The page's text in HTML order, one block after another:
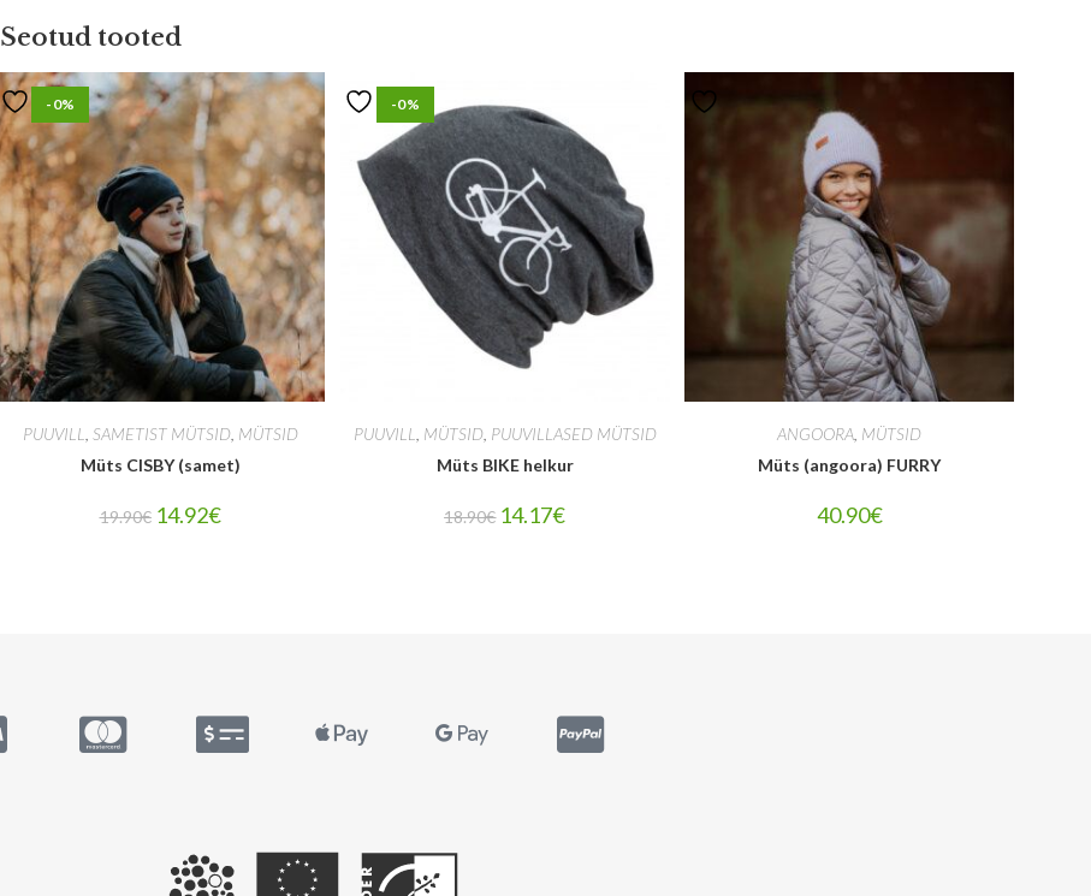
Seotud tooted
-0%
PUUVILL SAMETIST MÜTSID, MÜTSID
Müts CISBY (samet)
19.90€ 14.92€
-0%
PUUVILL MÜTSID, PUUVILLASED MÜTSID
Müts BIKE helkur
18.90€ 14.17€
ANGOORA MÜTSID
Müts (angoora) FURRY
40.90€